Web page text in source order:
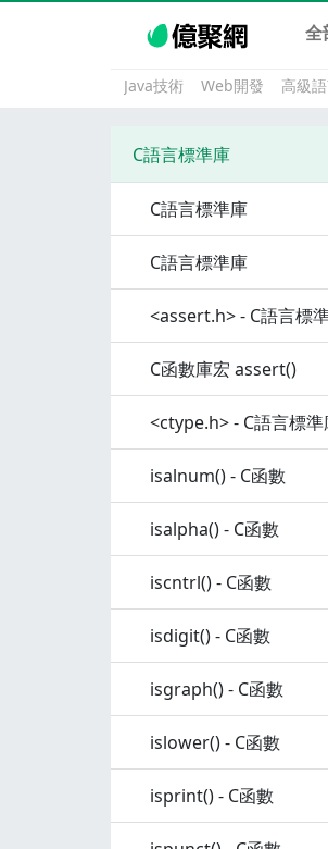
全
Java技術 Web開發 高級
C語言標準庫
C語言標準庫
C語言標準庫
<assert.h> - C語言標
C函數庫宏 assert()
<ctype.h> - C語言標準
isalnum() - C函數
isalpha() - C函數
iscntrl() - C函數
isdigit() - C函數
isgraph() - C函數
islower() - C函數
isprint() - C函數